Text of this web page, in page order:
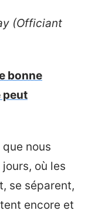
(Officiant
bonne
peut
nous
où les
se séparent,
encore et